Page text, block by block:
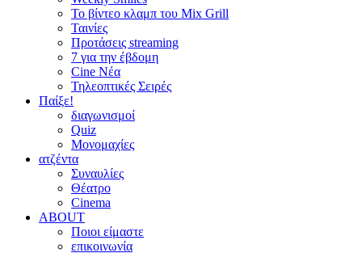
Το βίντεο κλαμπ του Mix Grill
Ταινίες
Προτάσεις streaming
7 για την έβδομη
Cine Νέα
Τηλεοπτικές Σειρές
Παίξε!
διαγωνισμοί
Quiz
Μονομαχίες
ατζέντα
Συναυλίες
Θέατρο
Cinema
ABOUT
Ποιοι είμαστε
επικοινωνία